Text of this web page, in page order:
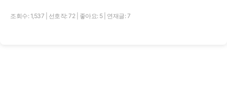
조회수: 1,537 선호작: 72 좋아요: 5 연재글: 7